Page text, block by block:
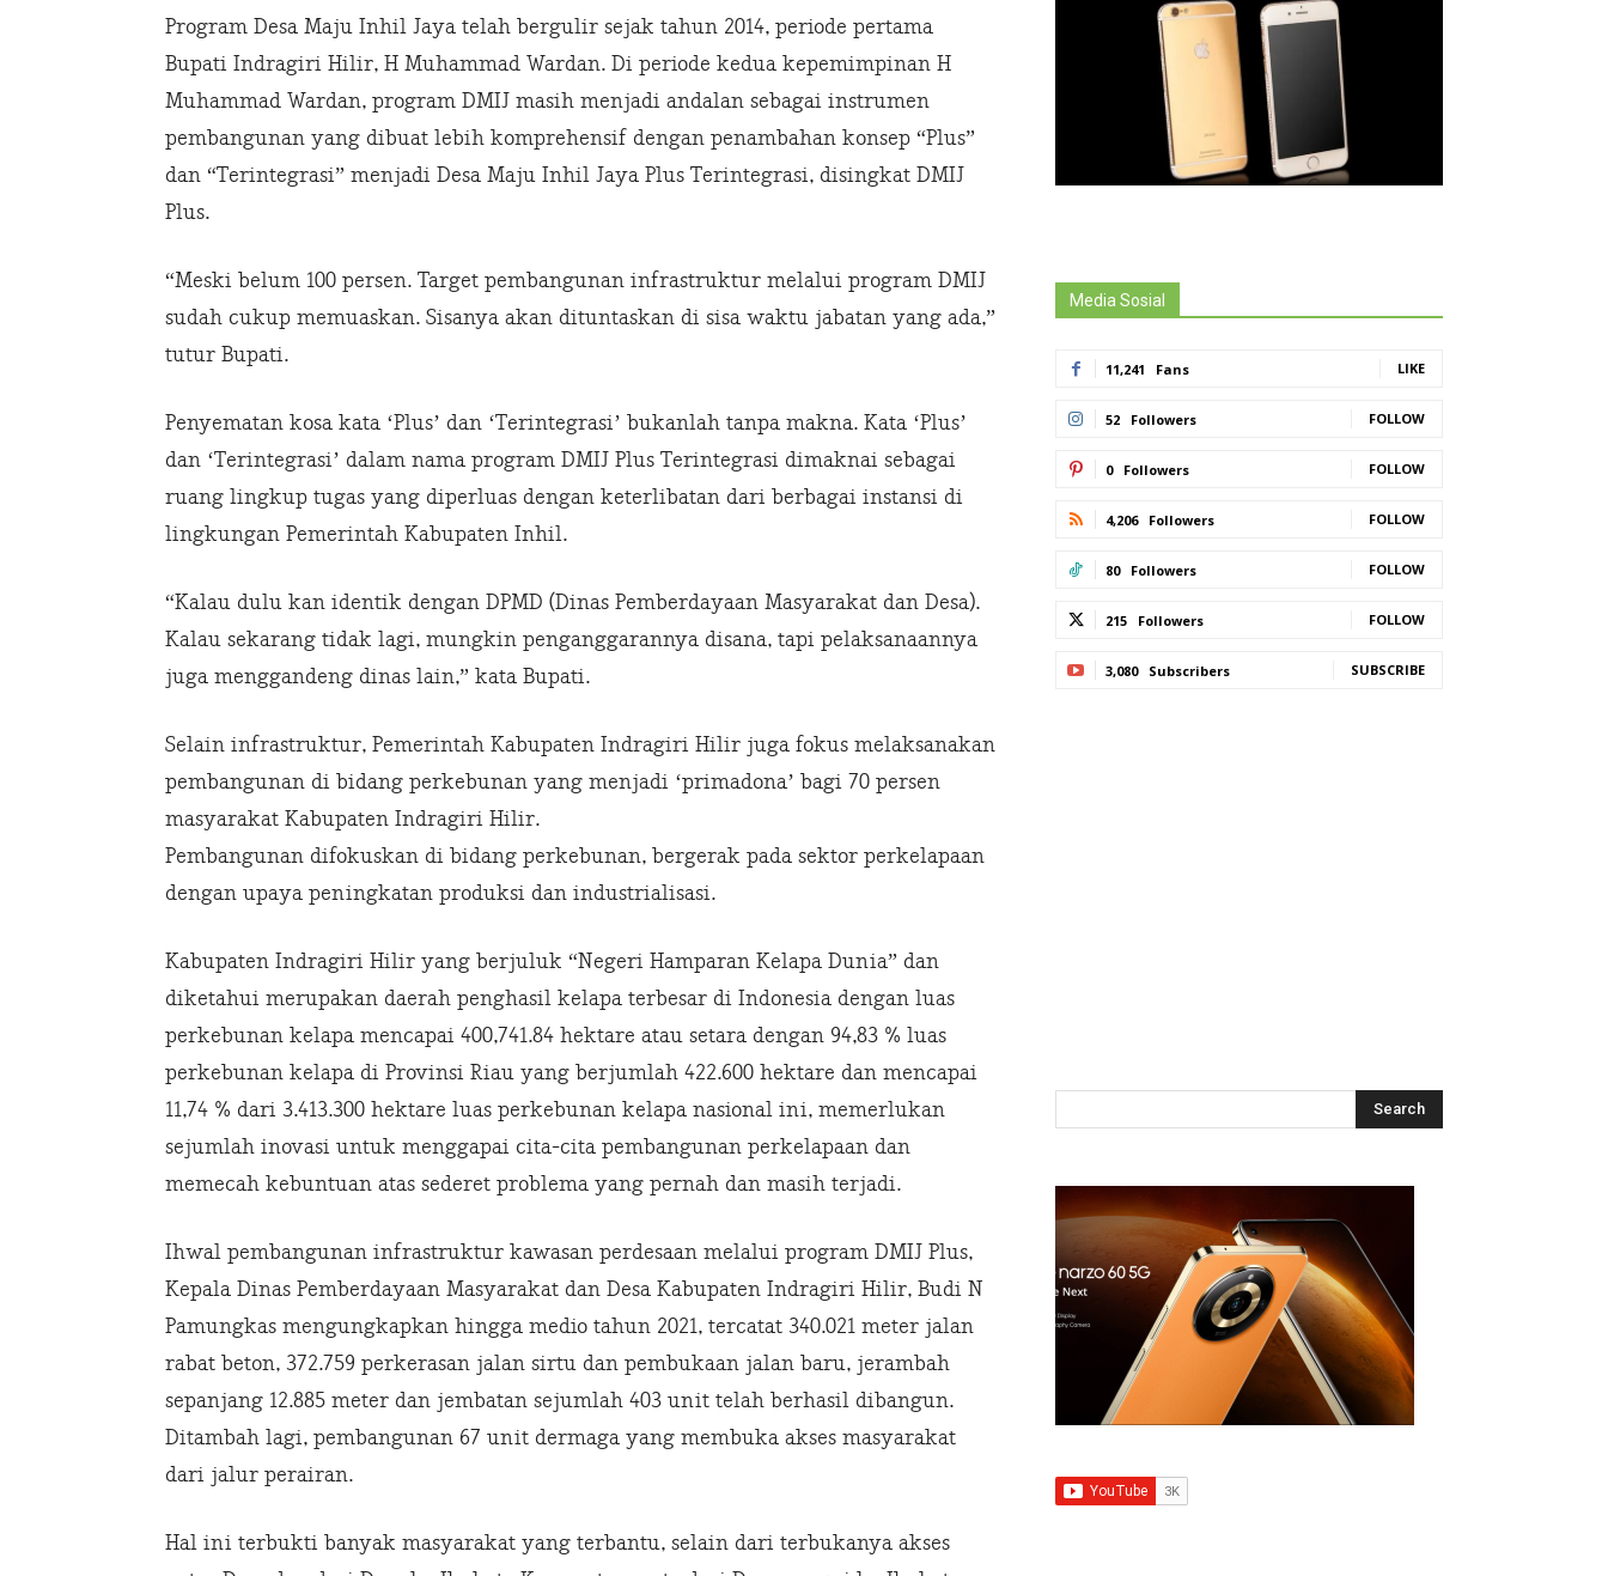
Program Desa Maju Inhil Jaya telah bergulir sejak tahun 2014, periode pertama
Bupati Indragiri Hilir, H Muhammad Wardan. Di periode kedua kepemimpinan H
Muhammad Wardan, program DMIJ masih menjadi andalan sebagai instrumen
pembangunan yang dibuat lebih komprehensif dengan penambahan konsep “Plus”
dan “Terintegrasi” menjadi Desa Maju Inhil Jaya Plus Terintegrasi, disingkat DMIJ
Plus.
“Meski belum 100 persen. Target pembangunan infrastruktur melalui program DMIJ
sudah cukup memuaskan. Sisanya akan dituntaskan di sisa waktu jabatan yang ada,”
tutur Bupati.
Penyematan kosa kata ‘Plus’ dan ‘Terintegrasi’ bukanlah tanpa makna. Kata ‘Plus’
dan ‘Terintegrasi’ dalam nama program DMIJ Plus Terintegrasi dimaknai sebagai
ruang lingkup tugas yang diperluas dengan keterlibatan dari berbagai instansi di
lingkungan Pemerintah Kabupaten Inhil.
“Kalau dulu kan identik dengan DPMD (Dinas Pemberdayaan Masyarakat dan Desa).
Kalau sekarang tidak lagi, mungkin penganggarannya disana, tapi pelaksanaannya
juga menggandeng dinas lain,” kata Bupati.
Selain infrastruktur, Pemerintah Kabupaten Indragiri Hilir juga fokus melaksanakan
pembangunan di bidang perkebunan yang menjadi ‘primadona’ bagi 70 persen
masyarakat Kabupaten Indragiri Hilir.
Pembangunan difokuskan di bidang perkebunan, bergerak pada sektor perkelapaan
dengan upaya peningkatan produksi dan industrialisasi.
Kabupaten Indragiri Hilir yang berjuluk “Negeri Hamparan Kelapa Dunia” dan
diketahui merupakan daerah penghasil kelapa terbesar di Indonesia dengan luas
perkebunan kelapa mencapai 400,741.84 hektare atau setara dengan 94,83 % luas
perkebunan kelapa di Provinsi Riau yang berjumlah 422.600 hektare dan mencapai
11,74 % dari 3.413.300 hektare luas perkebunan kelapa nasional ini, memerlukan
sejumlah inovasi untuk menggapai cita-cita pembangunan perkelapaan dan
memecah kebuntuan atas sederet problema yang pernah dan masih terjadi.
Ihwal pembangunan infrastruktur kawasan perdesaan melalui program DMIJ Plus,
Kepala Dinas Pemberdayaan Masyarakat dan Desa Kabupaten Indragiri Hilir, Budi N
Pamungkas mengungkapkan hingga medio tahun 2021, tercatat 340.021 meter jalan
rabat beton, 372.759 perkerasan jalan sirtu dan pembukaan jalan baru, jerambah
sepanjang 12.885 meter dan jembatan sejumlah 403 unit telah berhasil dibangun.
Ditambah lagi, pembangunan 67 unit dermaga yang membuka akses masyarakat
dari jalur perairan.
Hal ini terbukti banyak masyarakat yang terbantu, selain dari terbukanya akses
Media Sosial
11,241 Fans LIKE
52 Followers FOLLOW
0 Followers FOLLOW
4,206 Followers FOLLOW
80 Followers FOLLOW
215 Followers FOLLOW
3,080 Subscribers SUBSCRIBE